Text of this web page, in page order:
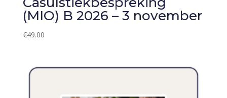
(MIO) B 2026 – 3 november
€49.00